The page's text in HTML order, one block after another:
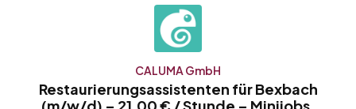
CALUMA GmbH
Restaurierungsassistenten für Bexbach
(m/w/d) – 21,00 € / Stunde – Minijobs,